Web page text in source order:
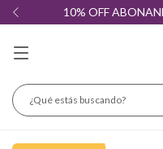
10% OFF